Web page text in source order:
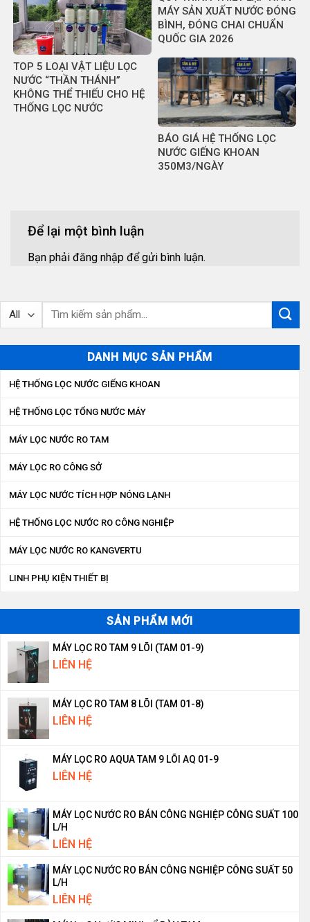
TOP 5 LOẠI VẬT LIỆU LỌC
NƯỚC “THẦN THÁNH”
KHÔNG THỂ THIẾU CHO HỆ
THỐNG LỌC NƯỚC
MÁY SẢN XUẤT NƯỚC ĐÓNG
BÌNH, ĐÓNG CHAI CHUẨN
QUỐC GIA 2026
BÁO GIÁ HỆ THỐNG LỌC
NƯỚC GIẾNG KHOAN
350M3/NGÀY
Để lại một bình luận
Bạn phải đăng nhập để gửi bình luận.
Tìm
DANH MỤC SẢN PHẨM
HỆ THỐNG LỌC NƯỚC GIẾNG KHOAN
HỆ THỐNG LỌC TỔNG NƯỚC MÁY
MÁY LỌC NƯỚC RO TAM
MÁY LỌC RO CÔNG SỞ
MÁY LỌC NƯỚC TÍCH HỢP NÓNG LẠNH
HỆ THỐNG LỌC NƯỚC RO CÔNG NGHIỆP
MÁY LỌC NƯỚC RO KANGVERTU
LINH PHỤ KIỆN THIẾT BỊ
SẢN PHẨM MỚI
MÁY LỌC RO TAM 9 LÕI (TAM 01-9)
LIÊN HỆ
MÁY LỌC RO TAM 8 LÕI (TAM 01-8)
LIÊN HỆ
MÁY LỌC RO AQUA TAM 9 LÕI AQ 01-9
LIÊN HỆ
MÁY LỌC NƯỚC RO BÁN CÔNG NGHIỆP CÔNG SUẤT 100
L/H
LIÊN HỆ
MÁY LỌC NƯỚC RO BÁN CÔNG NGHIỆP CÔNG SUẤT 50
L/H
LIÊN HỆ